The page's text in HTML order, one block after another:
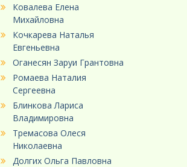
Ковалева Елена
Михайловна
Кочкарева Наталья
Евгеньевна
Оганесян Заруи Грантовна
Ромаева Наталия
Сергеевна
Блинкова Лариса
Владимировна
Тремасова Олеся
Николаевна
Долгих Ольга Павловна